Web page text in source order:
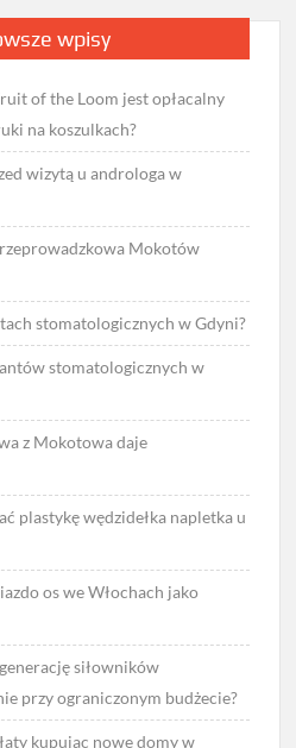
wpisy
of the Loom jest opłacalny
na koszulkach?
wizytą u androloga w
Mokotów
stomatologicznych w Gdyni?
stomatologicznych w
z Mokotowa daje
plastykę wędzidełka napletka u
os we Włochach jako
siłowników
przy ograniczonym budżecie?
kupując nowe domy w